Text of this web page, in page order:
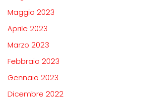
Maggio 2023
Aprile 2023
Marzo 2023
Febbraio 2023
Gennaio 2023
Dicembre 2022